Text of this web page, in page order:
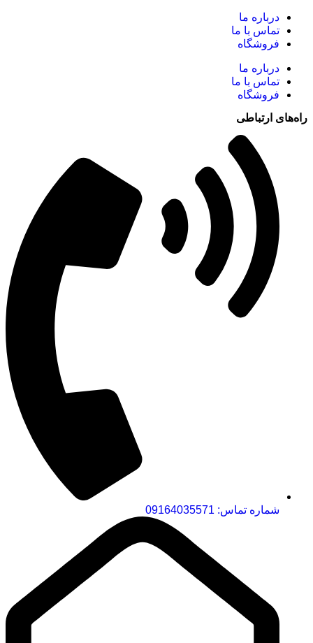
درباره ما
تماس با ما
فروشگاه
درباره ما
تماس با ما
فروشگاه
راه‌های ارتباطی
شماره تماس: 09164035571